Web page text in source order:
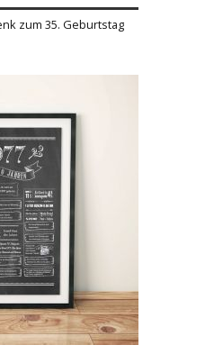
zum 35. Geburtstag